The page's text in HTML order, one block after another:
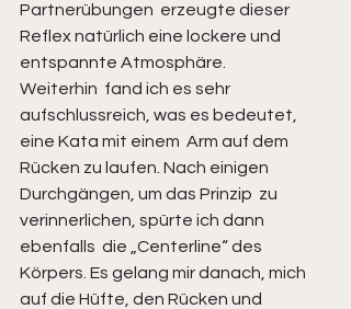
Partnerübungen  erzeugte dieser
Reflex natürlich eine lockere und
entspannte Atmosphäre.
Weiterhin  fand ich es sehr
aufschlussreich, was es bedeutet,
eine Kata mit einem  Arm auf dem
Rücken zu laufen. Nach einigen
Durchgängen, um das Prinzip  zu
verinnerlichen, spürte ich dann
ebenfalls  die „Centerline“ des
Körpers. Es gelang mir danach, mich
auf die Hüfte, den Rücken und